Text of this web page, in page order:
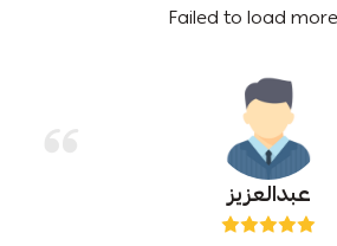
Failed to load
عبدالعزيز